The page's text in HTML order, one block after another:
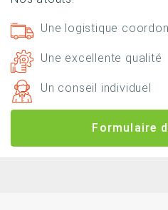
Une logistique
Une excellente qualité
Un conseil individuel
Formulaire